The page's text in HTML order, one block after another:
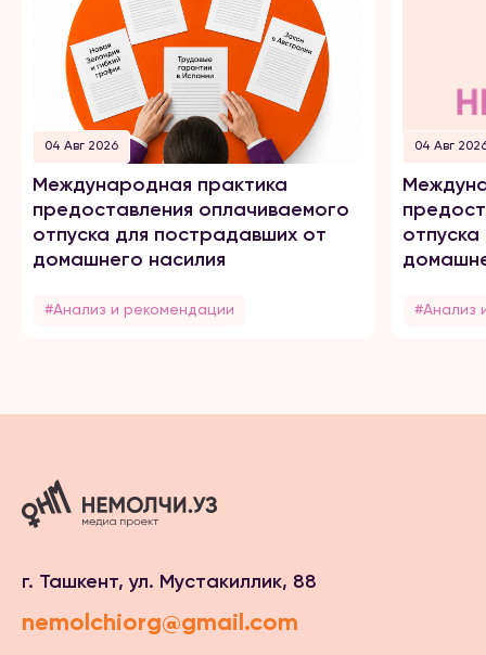
04 Авг 2026
Международная практика
предоставления оплачиваемого
отпуска для пострадавших от
домашнего насилия
#Анализ и рекомендации
04 Авг
#Анализ
г. Ташкент, ул. Мустакиллик, 88
nemolchiorg@gmail.com